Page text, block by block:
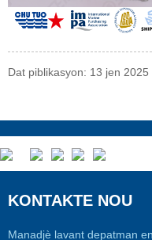
Dat piblikasyon: 13 jen 2025
KONTAKTE NOU
Manadjè lavant depatman